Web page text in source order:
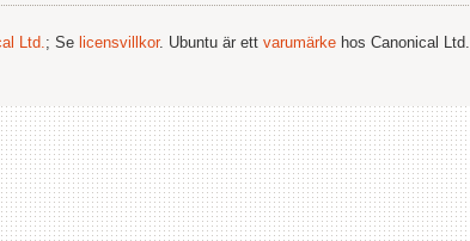
Ltd.; Se licensvillkor. Ubuntu är ett varumärke hos Canonical Ltd.